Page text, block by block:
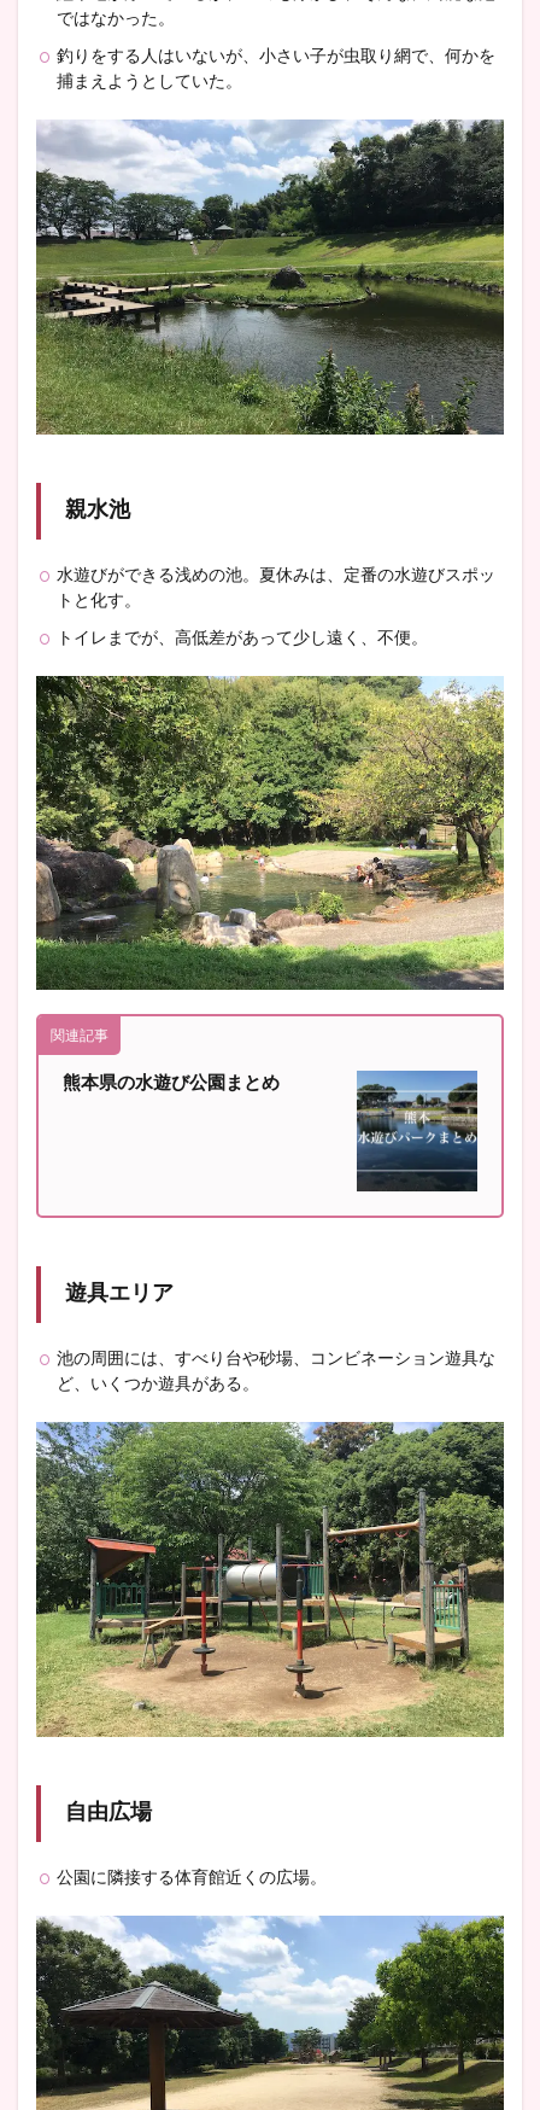
ではなかった。
釣りをする人はいないが、小さい子が虫取り網で、何かを
捕まえようとしていた。
親水池
水遊びができる浅めの池。夏休みは、定番の水遊びスポッ
トと化す。
トイレまでが、高低差があって少し遠く、不便。
関連記事
熊本県の水遊び公園まとめ
遊具エリア
池の周囲には、すべり台や砂場、コンビネーション遊具な
ど、いくつか遊具がある。
自由広場
公園に隣接する体育館近くの広場。